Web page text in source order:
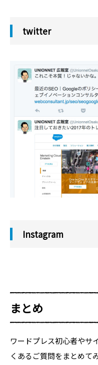
twitter
Instagram
まとめ
ワードプレス初心者やサ
くあるご質問をまとめて